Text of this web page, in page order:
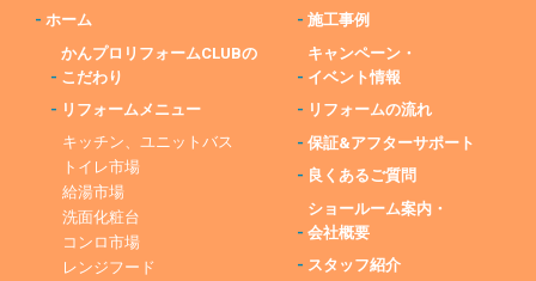
-ホーム
-
かんプロリフォームCLUBの
こだわり
- リフォームメニュー
キッチン、ユニットバス
トイレ市場
給湯市場
洗面化粧台
コンロ市場
レンジフード
-施工事例
-
キャンペーン・
イベント情報
- リフォームの流れ
-保証&アフターサポート
- 良くあるご質問
-
ショールーム案内・
会社概要
- スタッフ紹介